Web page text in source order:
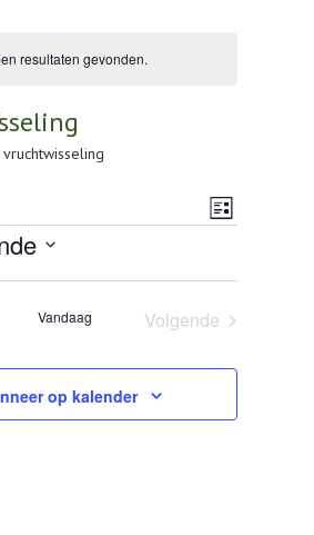
resultaten gevonden.
vruchtwisseling
Lijst
Vandaag
Volgende
op kalender